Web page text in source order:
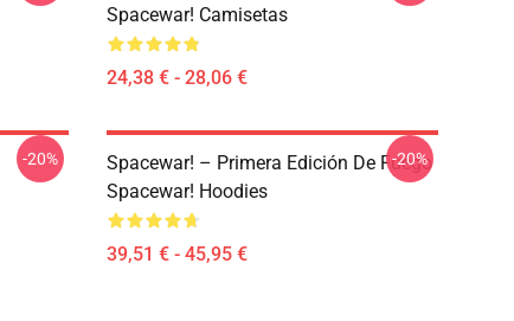
Spacewar! Camisetas
24,38 € - 28,06 €
-20%
Spacewar! – Primera Edición De Fuego
Spacewar! Hoodies
39,51 € - 45,95 €
-20%